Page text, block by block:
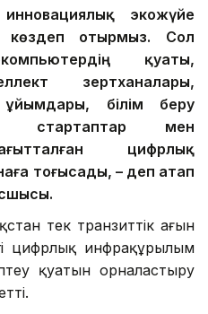
экожүйе
көздеп отырмыз. Сол
қуаты,
зертханалары,
ұйымдары, білім беру
стартаптар мен
цифрлық
тоғысады, – деп атап
тек транзиттік ағын
цифрлық инфрақұрылым
қуатын орналастыру